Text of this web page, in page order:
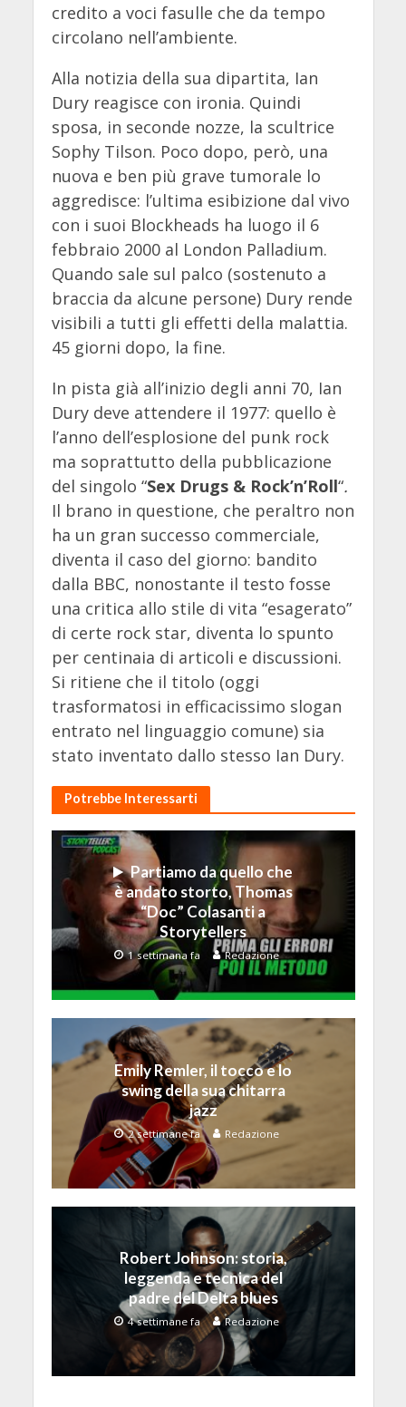
credito a voci fasulle che da tempo
circolano nell’ambiente.
Alla notizia della sua dipartita, Ian
Dury reagisce con ironia. Quindi
sposa, in seconde nozze, la scultrice
Sophy Tilson. Poco dopo, però, una
nuova e ben più grave tumorale lo
aggredisce: l’ultima esibizione dal vivo
con i suoi Blockheads ha luogo il 6
febbraio 2000 al London Palladium.
Quando sale sul palco (sostenuto a
braccia da alcune persone) Dury rende
visibili a tutti gli effetti della malattia.
45 giorni dopo, la fine.
In pista già all’inizio degli anni 70, Ian
Dury deve attendere il 1977: quello è
l’anno dell’esplosione del punk rock
ma soprattutto della pubblicazione
del singolo “Sex Drugs & Rock’n’Roll“.
Il brano in questione, che peraltro non
ha un gran successo commerciale,
diventa il caso del giorno: bandito
dalla BBC, nonostante il testo fosse
una critica allo stile di vita “esagerato”
di certe rock star, diventa lo spunto
per centinaia di articoli e discussioni.
Si ritiene che il titolo (oggi
trasformatosi in efficacissimo slogan
entrato nel linguaggio comune) sia
stato inventato dallo stesso Ian Dury.
Potrebbe Interessarti
Partiamo da quello che
è andato storto, Thomas
“Doc” Colasanti a
Storytellers
1 settimana fa Redazione
Emily Remler, il tocco e lo
swing della sua chitarra
jazz
2 settimane fa Redazione
Robert Johnson: storia,
leggenda e tecnica del
padre del Delta blues
4 settimane fa Redazione